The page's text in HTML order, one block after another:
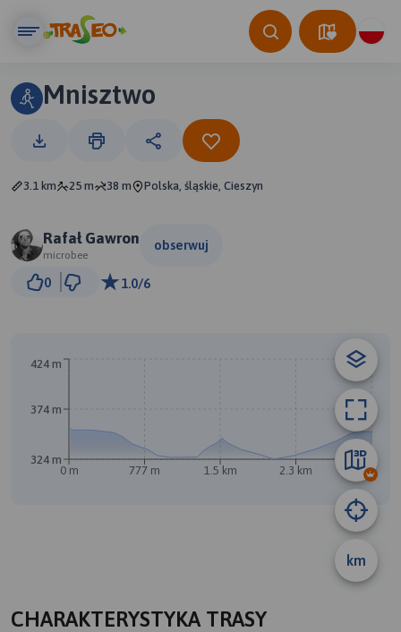
Mnisztwo
3.1 km 25 m 38 m Polska, śląskie, Cieszyn
Rafał Gawron
microbee
obserwuj
0 1.0/6
km
0 m 777 m 1.5 km 2.3 km 3.1 km
324 m
374 m
424 m
CHARAKTERYSTYKA TRASY